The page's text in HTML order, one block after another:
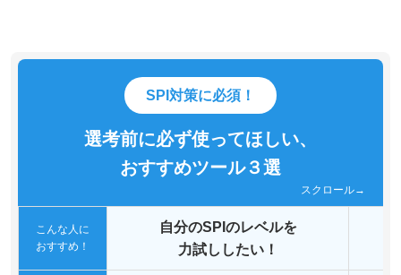
SPI対策に必須！
選考前に必ず使ってほしい、
おすすめツール３選
スクロール→
こんな人に
おすすめ！
自分のSPIのレベルを
力試ししたい！